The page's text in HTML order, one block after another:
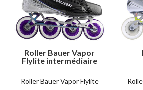
Roller Bauer Vapor
Flylite intermédiaire
Roller Bauer Vapor Flylite